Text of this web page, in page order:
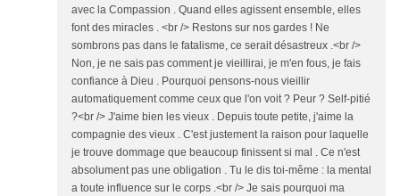
avec la Compassion . Quand elles agissent ensemble, elles
font des miracles . <br /> Restons sur nos gardes ! Ne
sombrons pas dans le fatalisme, ce serait désastreux .<br />
Non, je ne sais pas comment je vieillirai, je m'en fous, je fais
confiance à Dieu . Pourquoi pensons-nous vieillir
automatiquement comme ceux que l'on voit ? Peur ? Self-pitié
?<br /> J'aime bien les vieux . Depuis toute petite, j'aime la
compagnie des vieux . C'est justement la raison pour laquelle
je trouve dommage que beaucoup finissent si mal . Ce n'est
absolument pas une obligation . Tu le dis toi-même : la mental
a toute influence sur le corps .<br /> Je sais pourquoi ma